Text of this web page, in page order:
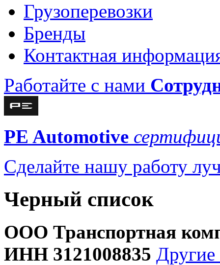
Грузоперевозки
Бренды
Контактная
Работайте с нами
PE Automotive
Сделайте нашу работу
Черный список
ООО Транспортная
ИНН 3121008835